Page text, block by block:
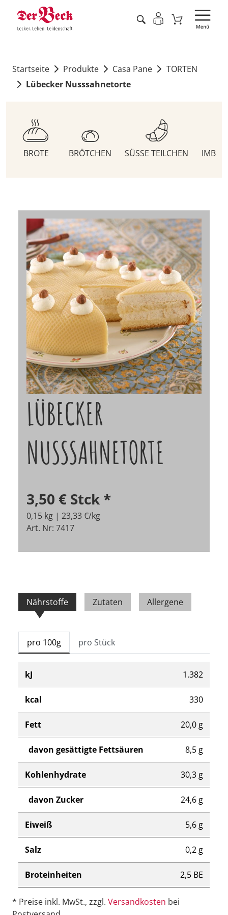
Startseite Produkte Casa Pane
TORTEN
Lübecker Nusssahnetorte
BROTE BRÖTCHEN SÜSSE TEILCHEN
LÜBECKER
NUSSSAHNETORTE
3,50 € Stck *
0,15 kg | 23,33 €/kg
Art. Nr: 7417
Nährstoffe Zutaten Allergene
pro 100g pro Stück
kJ 1.382
kcal 330
Fett 20,0 g
davon gesättigte Fettsäuren 8,5 g
Kohlenhydrate 30,3 g
davon Zucker 24,6 g
Eiweiß 5,6 g
Salz 0,2 g
Broteinheiten 2,5 BE
* Preise inkl. MwSt., zzgl. Versandkosten bei